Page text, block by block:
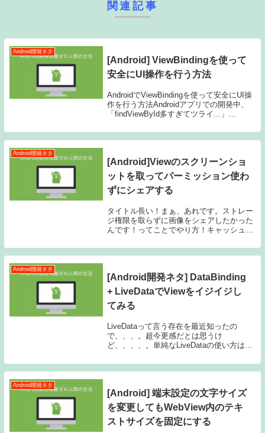
関連記事
Android開発ネタ
[Android] ViewBindingを使って
安全にUI操作を行う方法
AndroidでViewBindingを使って安全にUI操
作を行う方法Androidアプリでの開発中、
「findViewById多すぎてツライ...」
経験、ありませんか？そんな...
Android開発ネタ
[Android]Viewのスクリーンショ
ットを取ってパーミッション使わ
ずにシェアする
タイトル長い！まぁ、あれです。ストレー
ジ権限を取らずに画像をシェアしたかった
んです！ってことでやり方！キャッシュデ
画像をシェアすれば良い！以上！ってこと
で実装！実装FileProvider用のxmlつく...
Android開発ネタ
[Android開発ネタ] DataBinding
+ LiveDataでViewをイジイジし
てみる
LiveDataって言う存在を最近知ったの
で、、、。超今更感だとは思うけ
ど、、、、。単純なLiveDataの使い方は
ovserveして値が変更されたらViewを書き
換えるとかだと思...
Android開発ネタ
[Android] 端末設定の文字サイズ
を変更してもWebView内のテキ
ストサイズを固定にする